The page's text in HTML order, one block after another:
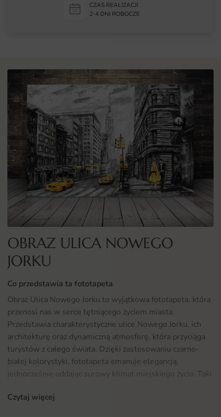
CZAS REALIZACJI
2-4 DNI ROBOCZE
OBRAZ ULICA NOWEGO
JORKU
Co przedstawia ta fototapeta
Obraz Ulica Nowego Jorku to wyjątkowa fototapeta, która
przenosi nas w serce tętniącego życiem miasta.
Przedstawia charakterystyczne ulice Nowego Jorku, ich
architekturę oraz dynamiczną atmosferę, która przyciąga
turystów z całego świata. Dzięki zastosowaniu czarno-
białej kolorystyki, fototapeta emanuje elegancją,
jednocześnie oddając surowy klimat miejskiego życia. Taki
nadając im artystycznego wyrazu i charakteru.
Czytaj więcej